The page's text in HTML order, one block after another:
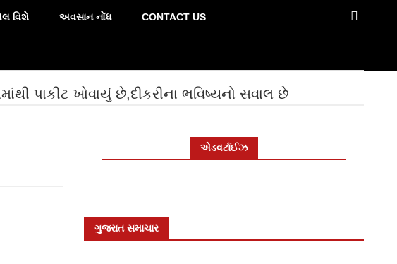
વિશે અવસાન નોંધ CONTACT US
પાકીટ ખોવાયું છે,દીકરીના ભવિષ્યનો સવાલ છે
એડવર્ટાઈઝ
ગુજરાત સમાચાર